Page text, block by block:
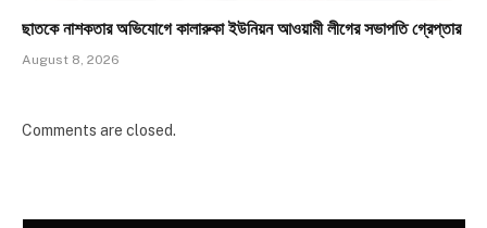
ছাতকে নাশকতার অভিযোগে কালারুকা ইউনিয়ন আওয়ামী লীগের সভাপতি গ্রেপ্তার
August 8, 2026
Comments are closed.